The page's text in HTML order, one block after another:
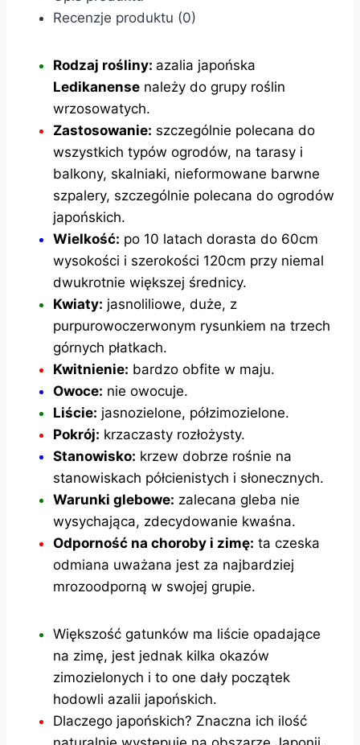
Recenzje produktu (0)
Rodzaj rośliny: azalia japońska
Ledikanense należy do grupy roślin
wrzosowatych.
Zastosowanie: szczególnie polecana do
wszystkich typów ogrodów, na tarasy i
balkony, skalniaki, nieformowane barwne
szpalery, szczególnie polecana do ogrodów
japońskich.
Wielkość: po 10 latach dorasta do 60cm
wysokości i szerokości 120cm przy niemal
dwukrotnie większej średnicy.
Kwiaty: jasnoliliowe, duże, z
purpurowoczerwonym rysunkiem na trzech
górnych płatkach.
Kwitnienie: bardzo obfite w maju.
Owoce: nie owocuje.
Liście: jasnozielone, półzimozielone.
Pokrój: krzaczasty rozłożysty.
Stanowisko: krzew dobrze rośnie na
stanowiskach półcienistych i słonecznych.
Warunki glebowe: zalecana gleba nie
wysychająca, zdecydowanie kwaśna.
Odporność na choroby i zimę: ta czeska
odmiana uważana jest za najbardziej
mrozoodporną w swojej grupie.
Większość gatunków ma liście opadające
na zimę, jest jednak kilka okazów
zimozielonych i to one dały początek
hodowli azalii japońskich.
Dlaczego japońskich? Znaczna ich ilość